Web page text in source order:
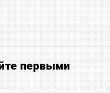
первыми